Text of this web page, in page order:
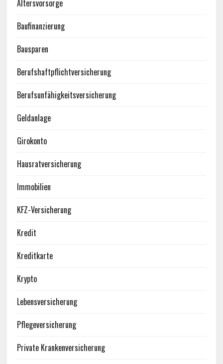
Altersvorsorge
Baufinanzierung
Bausparen
Berufshaftpflichtversicherung
Berufsunfähigkeitsversicherung
Geldanlage
Girokonto
Hausratversicherung
Immobilien
KFZ-Versicherung
Kredit
Kreditkarte
Krypto
Lebensversicherung
Pflegeversicherung
Private Krankenversicherung